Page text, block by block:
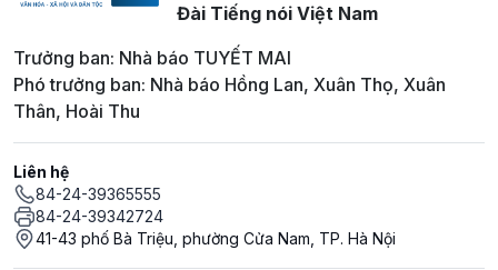
Đài Tiếng nói Việt Nam
Trưởng ban: Nhà báo TUYẾT MAI
Phó trưởng ban: Nhà báo Hồng Lan, Xuân Thọ, Xuân
Thân, Hoài Thu
Liên hệ
84-24-39365555
84-24-39342724
41-43 phố Bà Triệu, phường Cửa Nam, TP. Hà Nội